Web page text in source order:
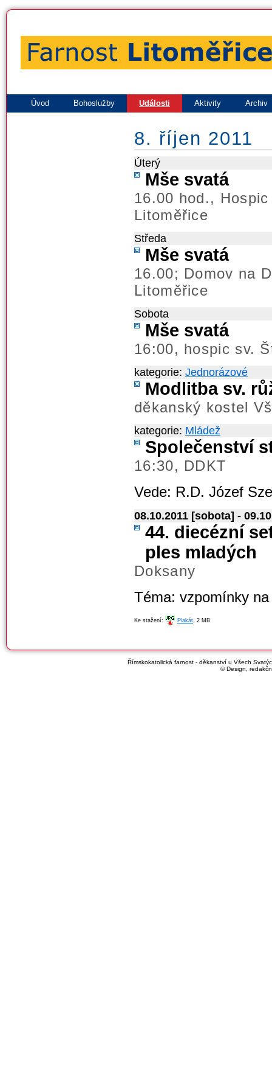
Úvod Bohoslužby Události Aktivity Archiv
8. říjen 2011
Úterý
Mše svatá
16.00 hod.,
Litoměřice
Středa
Mše svatá
16.00; Domov na
Litoměřice
Sobota
Mše svatá
16:00, hospic sv.
kategorie: Jednorázové
Modlitba sv.
děkanský kostel
kategorie: Mládež
Společenství
16:30, DDKT
Vede: R.D. Józef
08.10.2011 [sobota] -
44. diecézní
ples mladých
Doksany
Téma: vzpomínky
Ke stažení: Plakát , 2 MB
Římskokatolická farnost - děkanství u Všech
© Design,